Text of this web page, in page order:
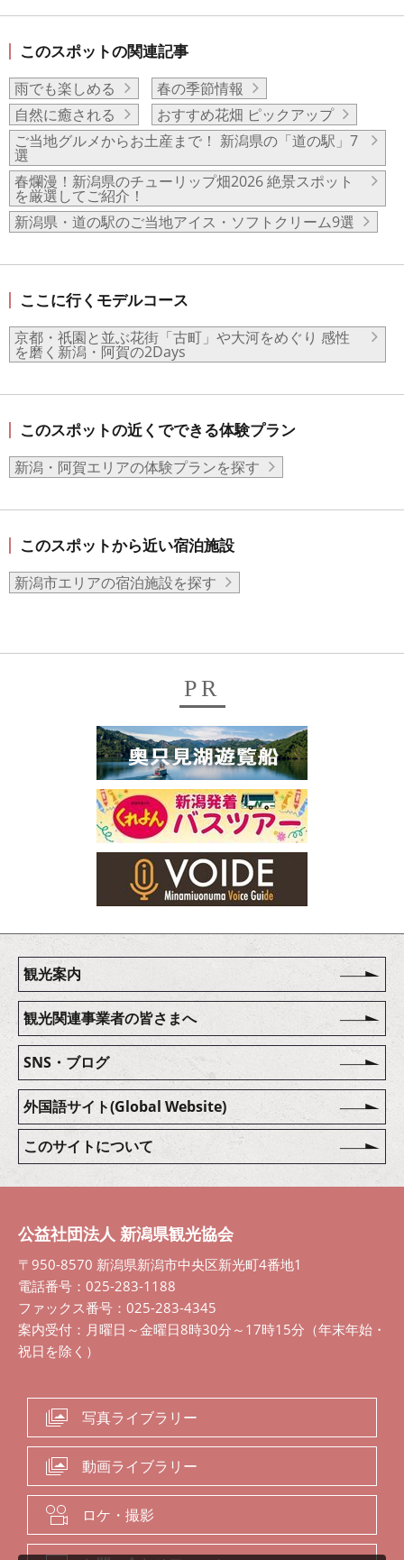
このスポットの関連記事
雨でも楽しめる
春の季節情報
自然に癒される
おすすめ花畑 ピックアップ
ご当地グルメからお土産まで！ 新潟県の「道の駅」7
選
春爛漫！新潟県のチューリップ畑2026 絶景スポット
を厳選してご紹介！
新潟県・道の駅のご当地アイス・ソフトクリーム9選
ここに行くモデルコース
京都・祇園と並ぶ花街「古町」や大河をめぐり 感性
を磨く新潟・阿賀の2Days
このスポットの近くでできる体験プラン
新潟・阿賀エリアの体験プランを探す
このスポットから近い宿泊施設
新潟市エリアの宿泊施設を探す
PR
観光案内
観光関連事業者の皆さまへ
SNS・ブログ
外国語サイト(Global Website)
このサイトについて
公益社団法人 新潟県観光協会
〒950-8570 新潟県新潟市中央区新光町4番地1
電話番号：025-283-1188
ファックス番号：025-283-4345
案内受付：月曜日～金曜日8時30分～17時15分（年末年始・
祝日を除く）
写真ライブラリー
動画ライブラリー
ロケ・撮影